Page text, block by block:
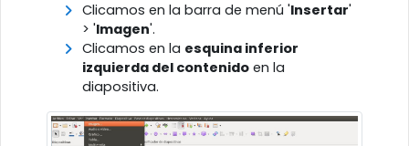
Clicamos en la barra de menú 'Insertar'
> 'Imagen'.
Clicamos en la esquina inferior
izquierda del contenido en la
diapositiva.